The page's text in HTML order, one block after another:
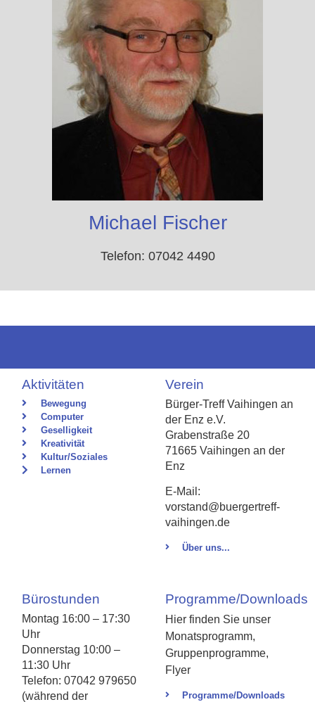
Michael Fischer
Telefon: 07042 4490
Aktivitäten
Bewegung
Computer
Geselligkeit
Kreativität
Kultur/Soziales
Lernen
Verein
Bürger-Treff Vaihingen an
der Enz e.V.
Grabenstraße 20
71665 Vaihingen an der
Enz
E-Mail:
vorstand@buergertreff-
vaihingen.de
Über uns...
Bürostunden
Montag 16:00 – 17:30
Uhr
Donnerstag 10:00 –
11:30 Uhr
Telefon: 07042 979650
(während der
Programme/Downloads
Hier finden Sie unser
Monatsprogramm,
Gruppenprogramme,
Flyer
Programme/Downloads